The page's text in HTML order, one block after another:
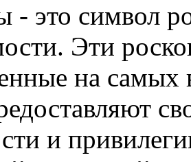
- это символ
Эти
на самых
и